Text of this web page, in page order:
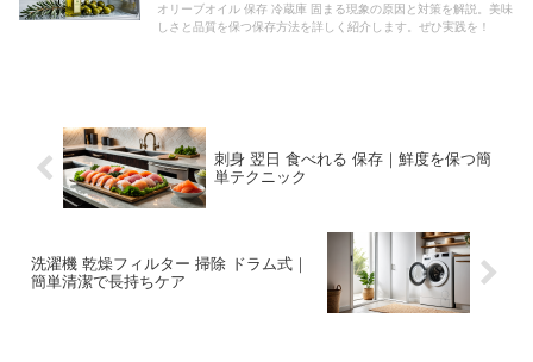
オリーブオイル 保存 冷蔵庫 固まる現象の原因と対策を解説。美味
しさと品質を保つ保存方法を詳しく紹介します。ぜひ実践を！
刺身 翌日 食べれる 保存｜鮮度を保つ簡
単テクニック
洗濯機 乾燥フィルター 掃除 ドラム式｜
簡単清潔で長持ちケア